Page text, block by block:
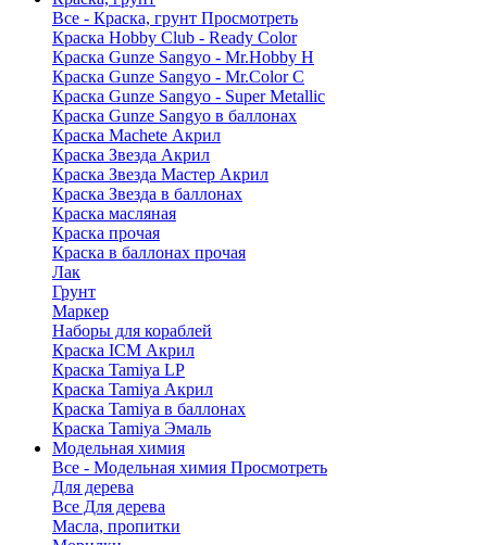
Все - Краска, грунт Просмотреть
Краска Hobby Club - Ready Color
Краска Gunze Sangyo - Mr.Hobby H
Краска Gunze Sangyo - Mr.Color C
Краска Gunze Sangyo - Super Metallic
Краска Gunze Sangyo в баллонах
Краска Machete Акрил
Краска Звезда Акрил
Краска Звезда Мастер Акрил
Краска Звезда в баллонах
Краска масляная
Краска прочая
Краска в баллонах прочая
Лак
Грунт
Маркер
Наборы для кораблей
Краска ICM Акрил
Краска Tamiya LP
Краска Tamiya Акрил
Краска Tamiya в баллонах
Краска Tamiya Эмаль
Модельная химия
Все - Модельная химия Просмотреть
Для дерева
Все Для дерева
Масла, пропитки